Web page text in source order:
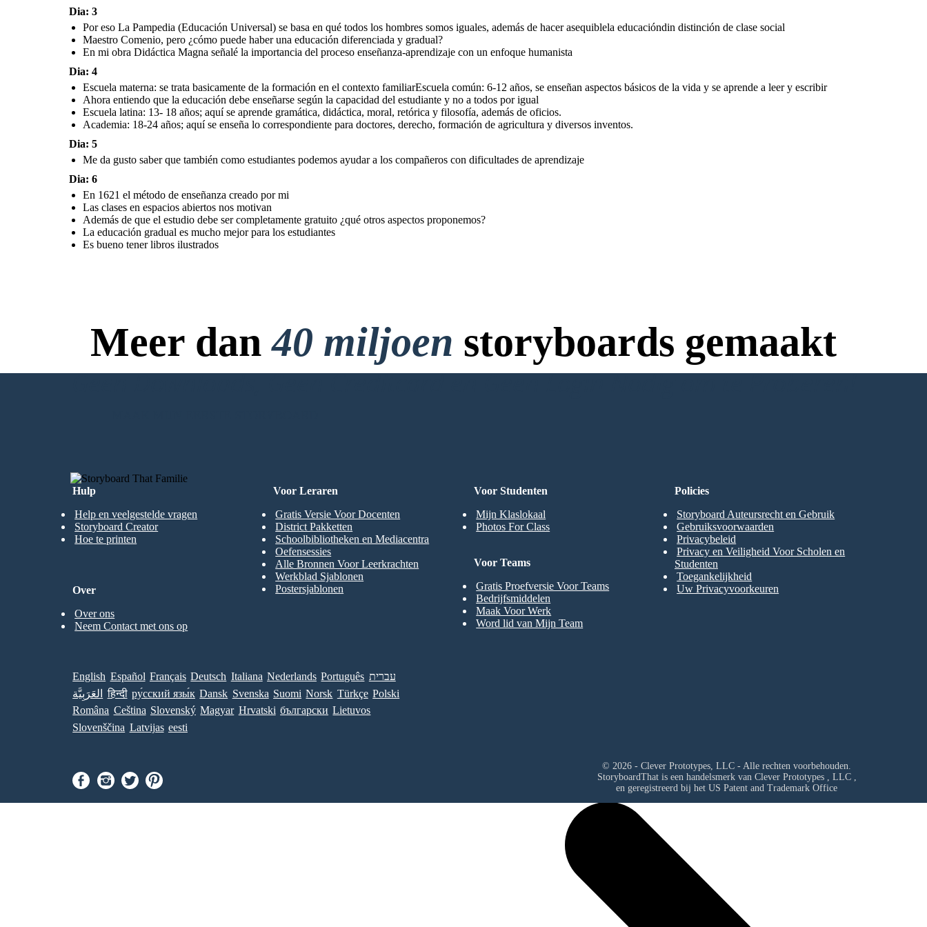
gratuito ¿qué otros
libros
ilustrados
La educación
mejor para los
estudiantes
Dia: 3
Por eso La Pampedia (Educación Universal) se basa en qué todos los hombres somos iguales, además de hacer asequiblela educacióndin distinción de clase social
Maestro Comenio, pero ¿cómo puede haber una educación diferenciada y gradual?
En mi obra Didáctica Magna señalé la importancia del proceso enseñanza-aprendizaje con un enfoque humanista
Dia: 4
Escuela materna: se trata basicamente de la formación en el contexto familiarEscuela común: 6-12 años, se enseñan aspectos básicos de la vida y se aprende a leer y escribir
Ahora entiendo que la educación debe enseñarse según la capacidad del estudiante y no a todos por igual
Escuela latina: 13- 18 años; aquí se aprende gramática, didáctica, moral, retórica y filosofía, además de oficios.
Academia: 18-24 años; aquí se enseña lo correspondiente para doctores, derecho, formación de agricultura y diversos inventos.
Dia: 5
Me da gusto saber que también como estudiantes podemos ayudar a los compañeros con dificultades de aprendizaje
Dia: 6
En 1621 el método de enseñanza creado por mi
Las clases en espacios abiertos nos motivan
Además de que el estudio debe ser completamente gratuito ¿qué otros aspectos proponemos?
La educación gradual es mucho mejor para los estudiantes
Es bueno tener libros ilustrados
Meer dan40 miljoen storyboards gemaakt
Geen Downloads, Geen Creditcard en Geen Login Nodig om te Proberen!
Hulp
Help en veelgestelde vragen
Storyboard Creator
Hoe te printen
Voor Studenten
Mijn Klaslokaal
Photos For Class
Voor Leraren
Gratis Versie Voor Docenten
District Pakketten
Schoolbibliotheken en Mediacentra
Oefensessies
Alle Bronnen Voor Leerkrachten
Werkblad Sjablonen
Postersjablonen
Voor Teams
Gratis Proefversie Voor Teams
Bedrijfsmiddelen
Maak Voor Werk
Word lid van Mijn Team
Over
Over ons
Neem Contact met ons op
Policies
Storyboard Auteursrecht en Gebruik
Gebruiksvoorwaarden
Privacybeleid
Privacy en Veiligheid Voor Scholen en
Studenten
Toegankelijkheid
Uw Privacyvoorkeuren
English Español Français Deutsch Italiana Nederlands Português עברית
العَرَبِيَّة
हिन्दी ру́сский язы́к Dansk Svenska Suomi Norsk Türkçe Polski
Româna Ceština Slovenský Magyar Hrvatski български Lietuvos
Slovenščina Latvijas eesti
© 2026 - Clever Prototypes, LLC - Alle rechten voorbehouden.
StoryboardThat is een handelsmerk van Clever Prototypes , LLC,
en geregistreerd bij het US Patent and Trademark Office